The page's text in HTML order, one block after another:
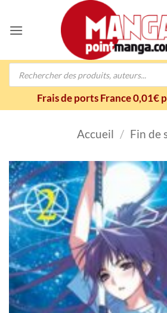
contenu
Recherche
Frais de ports France 0,01€
Accueil / Fin de